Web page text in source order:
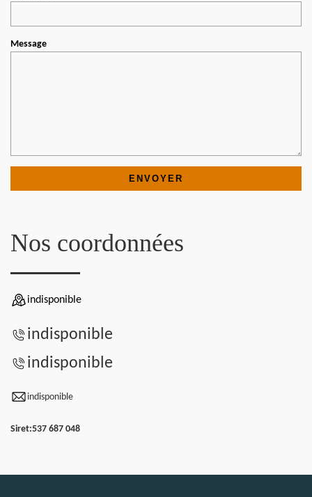
Message
Nos coordonnées
indisponible
indisponible
indisponible
indisponible
Siret:537 687 048